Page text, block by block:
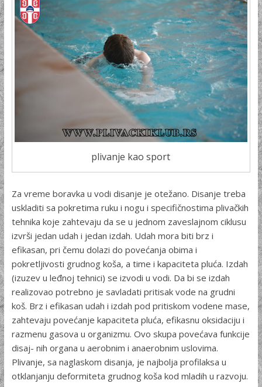
plivanje kao sport
Za vreme boravka u vodi disanje je otežano. Disanje treba
uskladiti sa pokretima ruku i nogu i specifičnostima plivačkih
te­hnika koje zahtevaju da se u jednom zaveslajnom ciklusu
izvrši jedan udah i jedan izdah. Udah mora biti brz i
efikasan, pri čemu dolazi do povećanja obima i
pokretljivosti grudnog koša, a time i kapaciteta pluća. Izdah
(izuzev u leđnoj tehnici) se izvodi u vodi. Da bi se izdah
realizovao potrebno je savladati pritisak vode na grudni
koš. Brz i efikasan udah i izdah pod pritiskom vodene mase,
zahtevaju povećanje kapaciteta pluća, efikasnu oksidaciju i
razmenu gasova u organizmu. Ovo skupa povećava funkcije
disaj- nih organa u aerobnim i anaerobnim uslovima.
Plivanje, sa nagla­skom disanja, je najbolja profilaksa u
otklanjanju deformiteta grud­nog koša kod mladih u razvoju.